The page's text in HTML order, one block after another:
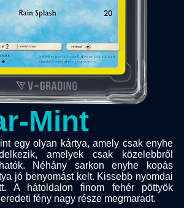
Mint
egy olyan kártya, amely csak enyhe
amelyek csak közelebbről
Néhány sarkon enyhe kopás
jó benyomást kelt. Kissebb nyomdai
A hátoldalon finom fehér pöttyök
fény nagy része megmaradt.